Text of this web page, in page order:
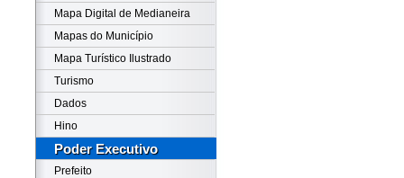
Mapa Digital de Medianeira
Mapas do Município
Mapa Turístico Ilustrado
Turismo
Dados
Hino
Poder Executivo
Prefeito